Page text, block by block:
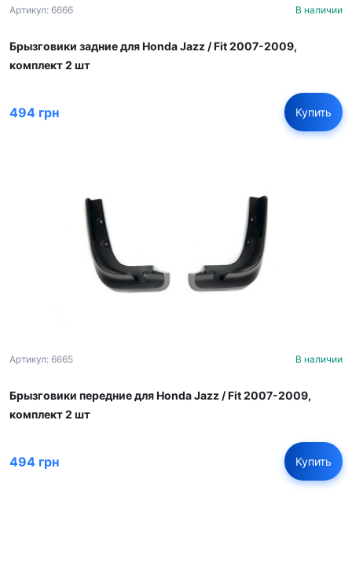
Артикул: 6666 В наличии
Брызговики задние для Honda Jazz / Fit 2007-2009,
комплект 2 шт
494 грн Купить
Артикул: 6665 В наличии
Брызговики передние для Honda Jazz / Fit 2007-2009,
комплект 2 шт
494 грн Купить